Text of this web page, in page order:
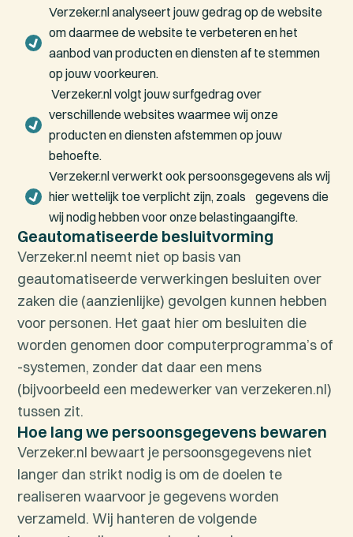
Verzeker.nl analyseert jouw gedrag op de website
om daarmee de website te verbeteren en het
aanbod van producten en diensten af te stemmen
op jouw voorkeuren.
Verzeker.nl volgt jouw surfgedrag over
verschillende websites waarmee wij onze
producten en diensten afstemmen op jouw
behoefte.
Verzeker.nl verwerkt ook persoonsgegevens als wij
hier wettelijk toe verplicht zijn, zoals gegevens die
wij nodig hebben voor onze belastingaangifte.
Geautomatiseerde besluitvorming
Verzeker.nl neemt niet op basis van
geautomatiseerde verwerkingen besluiten over
zaken die (aanzienlijke) gevolgen kunnen hebben
voor personen. Het gaat hier om besluiten die
worden genomen door computerprogramma’s of
-systemen, zonder dat daar een mens
(bijvoorbeeld een medewerker van verzekeren.nl)
tussen zit.
Hoe lang we persoonsgegevens bewaren
Verzeker.nl bewaart je persoonsgegevens niet
langer dan strikt nodig is om de doelen te
realiseren waarvoor je gegevens worden
verzameld. Wij hanteren de volgende